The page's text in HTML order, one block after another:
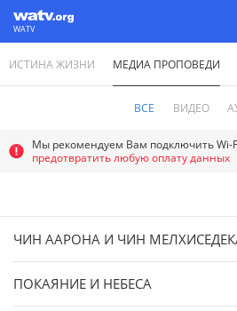
WATV
World Mission Society Church of God
ИСТИНА ЖИЗНИ МЕДИА ПРОПОВЕДИ
ВСЕ ВИДЕО
Мы рекомендуем Вам подключить Wi-
предотвратить любую оплату данных
ЧИН ААРОНА И ЧИН
ПОКАЯНИЕ И НЕБЕСА